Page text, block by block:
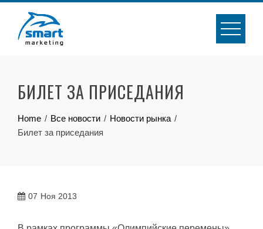
content
БИЛЕТ ЗА ПРИСЕДАНИЯ
Home Все новости
Новости рынка
Билет за приседания
07 Ноя 2013